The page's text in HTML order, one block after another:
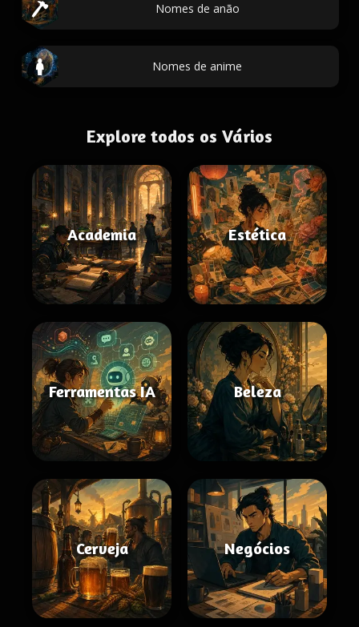
Nomes de anão
Nomes de anime
Explore todos os Vários
Academia Estética
Ferramentas IA Beleza
Cerveja Negócios